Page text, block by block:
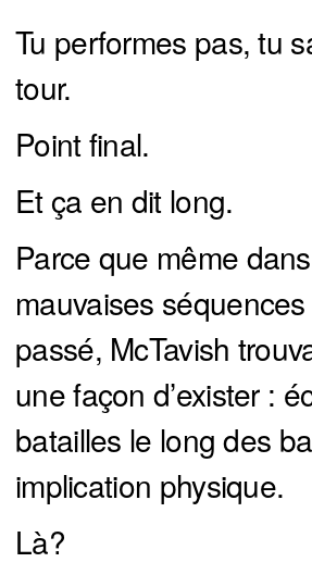
Tu performes pas, tu
tour.
Point final.
Et ça en dit long.
Parce que même
mauvaises
passé, McTavish
une façon d’exister :
batailles le long des
implication physique.
Là?